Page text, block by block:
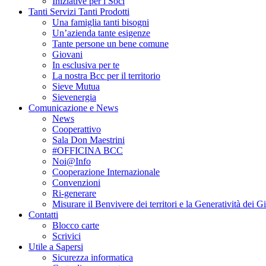
Tanti Servizi Tanti Prodotti
Una famiglia tanti bisogni
Un’azienda tante esigenze
Tante persone un bene comune
Giovani
In esclusiva per te
La nostra Bcc per il territorio
Sieve Mutua
Sievenergia
Comunicazione e News
News
Cooperattivo
Sala Don Maestrini
#OFFICINA BCC
Noi@Info
Cooperazione Internazionale
Convenzioni
Ri-generare
Misurare il Benvivere dei territori e la Generatività dei
Contatti
Blocco carte
Scrivici
Utile a Sapersi
Sicurezza informatica